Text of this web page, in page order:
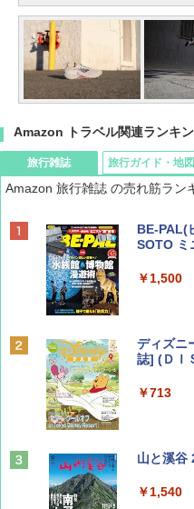
Amazon トラベル関連ランキ
旅行雑誌
Amazon 旅行雑誌 の売れ筋ラン
BE-PAL(
SOTO ミ
￥1,500
ディズ
誌] (ＤＩ
￥713
山と溪谷
￥1,540
旅行ガイド・地図